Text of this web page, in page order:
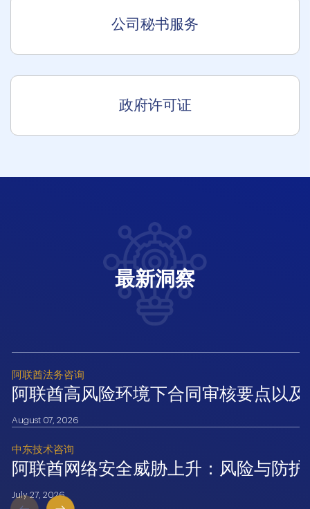
公司秘书服务
政府许可证
最新洞察
阿联酋法务咨询
阿联酋高风险环境下合同审核要点以
August 07, 2026
中东技术咨询
阿联酋网络安全威胁上升：风险与防护
July 27, 2026